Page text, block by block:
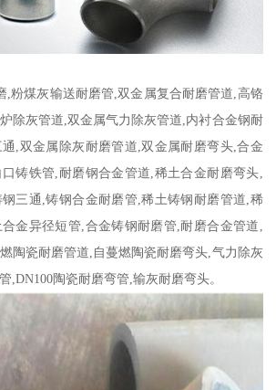
,粉煤灰输送耐磨管,双金属复合耐磨管道,高铬
除灰管道,双金属气力除灰管道,内衬合金钢耐
,双金属除灰耐磨管道,双金属耐磨弯头,合金
铸铁管,耐磨钢合金管道,稀土合金耐磨弯头,
三通,铸钢合金耐磨管,稀土铸钢耐磨管道,稀
金异径短管,合金铸钢耐磨管,耐磨合金管道,
陶瓷耐磨管道,自蔓燃陶瓷耐磨弯头,气力除灰
,DN100陶瓷耐磨弯管,输灰耐磨弯头。